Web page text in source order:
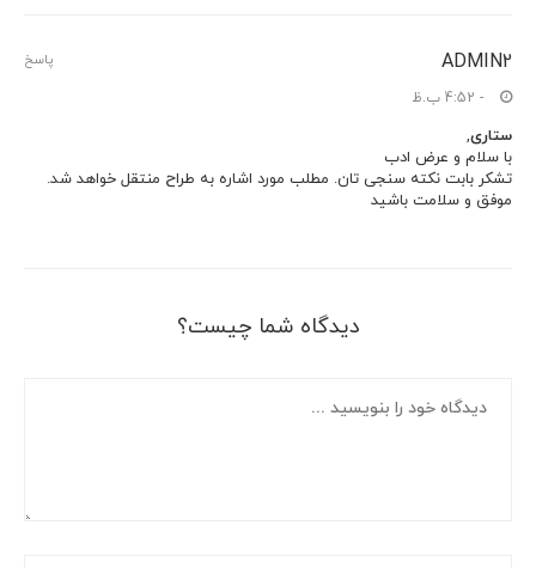
ADMIN2
- 4:52 ب.ظ
ستاری,
با سلام و عرض ادب
تشکر بابت نکته سنجی تان. مطلب مورد اشاره به طراح منتقل خواهد شد.
موفق و سلامت باشید
پاسخ
دیدگاه شما چیست؟